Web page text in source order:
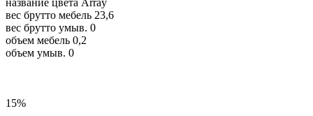
вес брутто мебель 23,6
вес брутто умыв. 0
объем мебель 0,2
объем умыв. 0
15%